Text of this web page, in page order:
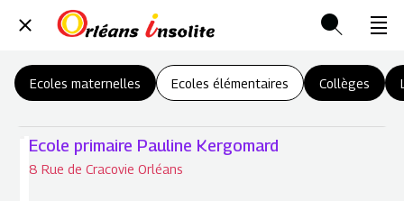
Ecoles maternelles Ecoles élémentaires Collèges
Ecole primaire Pauline Kergomard
8 Rue de Cracovie Orléans